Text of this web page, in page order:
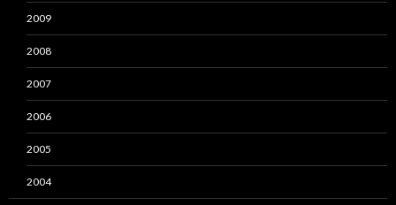
2009
2008
2007
2006
2005
2004